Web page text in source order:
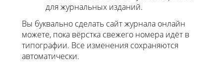
для журнальных изданий.
Вы буквально сделать сайт журнала онлайн
можете, пока вёрстка свежего номера идёт в
типографии. Все изменения сохраняются
автоматически.